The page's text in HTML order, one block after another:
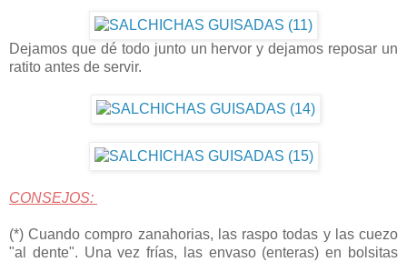
Dejamos que dé todo junto un hervor y dejamos reposar un
ratito antes de servir.
CONSEJOS:
(*) Cuando compro zanahorias, las raspo todas y las cuezo
"al dente". Una vez frías, las envaso (enteras) en bolsitas